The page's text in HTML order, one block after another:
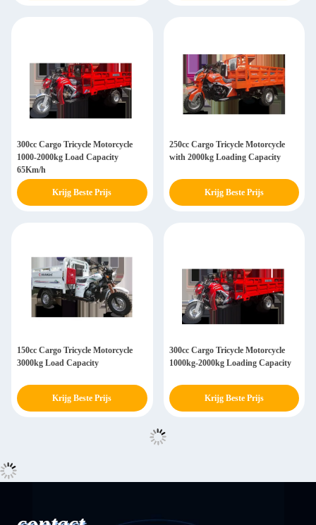
300cc Cargo Tricycle Motorcycle
1000-2000kg Load Capacity
65Km/h
Krijg Beste Prijs
250cc Cargo Tricycle Motorcycle
with 2000kg Loading Capacity
Krijg Beste Prijs
150cc Cargo Tricycle Motorcycle
3000kg Load Capacity
Krijg Beste Prijs
300cc Cargo Tricycle Motorcycle
1000kg-2000kg Loading Capacity
Krijg Beste Prijs